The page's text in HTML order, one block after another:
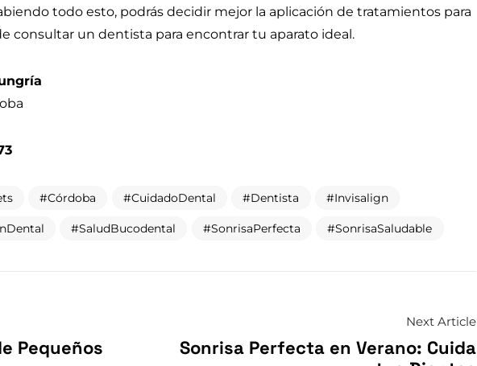
todo esto, podrás decidir mejor la aplicación de tratamientos para
consultar un dentista para encontrar tu aparato ideal.
Córdoba CuidadoDental Dentista Invisalign
SaludBucodental SonrisaPerfecta SonrisaSaludable
Pequeños
Next Article
Sonrisa Perfecta en Verano: Cuida